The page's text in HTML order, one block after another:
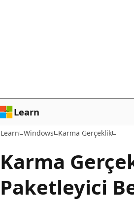
Learn
Learn Windows Karma Gerçeklik
Karma
Paketleyici